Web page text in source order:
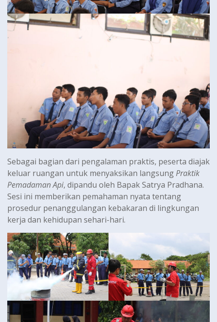
Sebagai bagian dari pengalaman praktis, peserta diajak
keluar ruangan untuk menyaksikan langsungPraktik
Pemadaman Api, dipandu oleh Bapak Satrya Pradhana.
Sesi ini memberikan pemahaman nyata tentang
prosedur penanggulangan kebakaran di lingkungan
kerja dan kehidupan sehari-hari.